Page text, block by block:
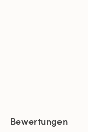
Bewertungen